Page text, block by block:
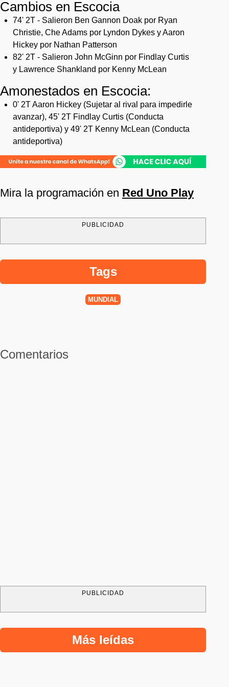
Cambios en Escocia
74' 2T - Salieron Ben Gannon Doak por Ryan
Christie, Che Adams por Lyndon Dykes y Aaron
Hickey por Nathan Patterson
82' 2T - Salieron John McGinn por Findlay Curtis
y Lawrence Shankland por Kenny McLean
Amonestados en Escocia:
0' 2T Aaron Hickey (Sujetar al rival para impedirle
avanzar), 45' 2T Findlay Curtis (Conducta
antideportiva) y 49' 2T Kenny McLean (Conducta
antideportiva)
Mira la programación en Red Uno Play
PUBLICIDAD
Tags
MUNDIAL
Comentarios
PUBLICIDAD
Más leídas